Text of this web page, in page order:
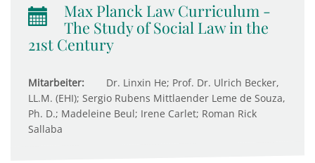
Max Planck Law Curriculum -
The Study of Social Law in the
21st Century
Mitarbeiter:
Dr. Linxin He; Prof. Dr. Ulrich Becker,
LL.M. (EHI); Sergio Rubens Mittlaender Leme de Souza,
Ph. D.; Madeleine Beul; Irene Carlet; Roman Rick
Sallaba